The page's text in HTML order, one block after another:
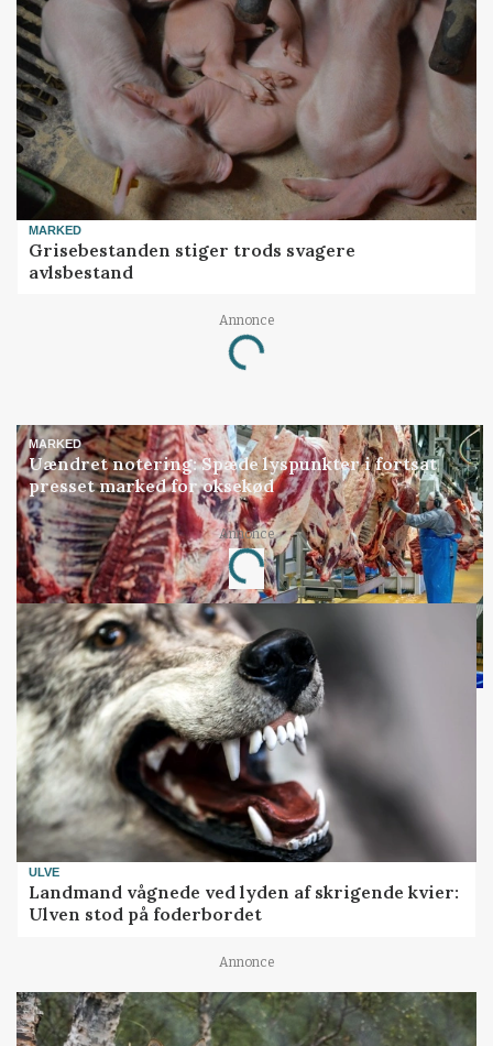
MARKED
Grisebestanden stiger trods svagere
avlsbestand
Annonce
Loading...
MARKED
Uændret notering: Spæde lyspunkter i fortsat
presset marked for oksekød
Annonce
Loading...
ULVE
Landmand vågnede ved lyden af skrigende kvier:
Ulven stod på foderbordet
Annonce